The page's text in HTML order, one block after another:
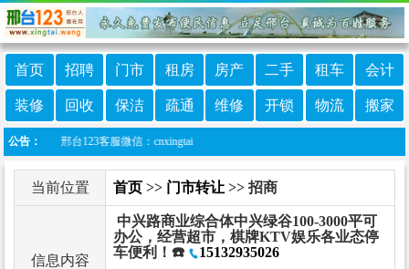
首页 招聘 门市 租房 房产 二手 租车 会计
装修 回收 保洁 疏通 维修 开锁 物流 搬家
公告：
！请加邢台123客服微信：cnxingtai
当前位置 首页 >> 门市转让 >> 招商
信息内容
中兴路商业综合体中兴绿谷100-3000平可
办公，经营超市，棋牌KTV娱乐各业态停
车便利！☎️
15132935026